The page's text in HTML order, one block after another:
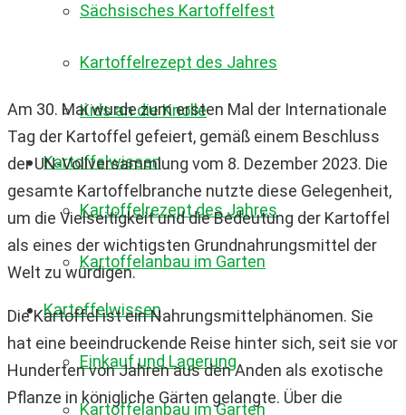
Kartoffelrezept des Jahres
Kartoffelwissen
Kartoffelanbau im Garten
Einkauf und Lagerung
Sächsisches Kartoffelfest
Kids an die Knolle
Kartoffelrezept des Jahres
Kartoffelwissen
Kartoffelanbau im Garten
Am 30. Mai wurde zum ersten Mal der Internationale
Tag der Kartoffel gefeiert, gemäß einem Beschluss
der UN-Vollversammlung vom 8. Dezember 2023. Die
gesamte Kartoffelbranche nutzte diese Gelegenheit,
um die Vielseitigkeit und die Bedeutung der Kartoffel
als eines der wichtigsten Grundnahrungsmittel der
Welt zu würdigen.
Die Kartoffel ist ein Nahrungsmittelphänomen. Sie
hat eine beeindruckende Reise hinter sich, seit sie vor
Hunderten von Jahren aus den Anden als exotische
Pflanze in königliche Gärten gelangte. Über die